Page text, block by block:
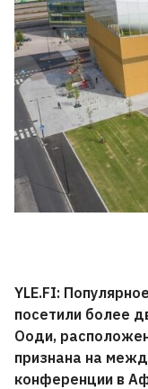
YLE.FI:
посетили более
Ооди,
признана на
конференции в